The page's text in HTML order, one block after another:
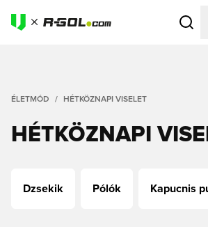
ÉLETMÓD HÉTKÖZNAPI VISELET
HÉTKÖZNAPI
Dzsekik Pólók Kapucnis